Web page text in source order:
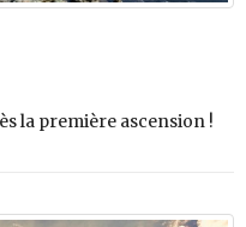
la première ascension !